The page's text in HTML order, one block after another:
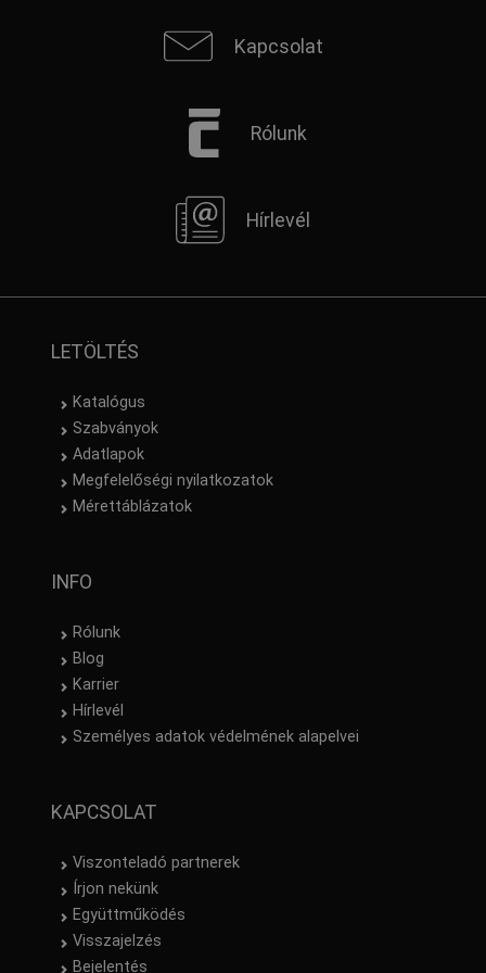
Kapcsolat
Rólunk
Hírlevél
LETÖLTÉS
Katalógus
Szabványok
Adatlapok
Megfelelőségi nyilatkozatok
Mérettáblázatok
INFO
Rólunk
Blog
Karrier
Hírlevél
Személyes adatok védelmének alapelvei
KAPCSOLAT
Viszonteladó partnerek
Írjon nekünk
Együttműködés
Visszajelzés
Bejelentés